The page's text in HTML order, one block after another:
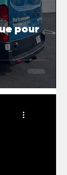
pour